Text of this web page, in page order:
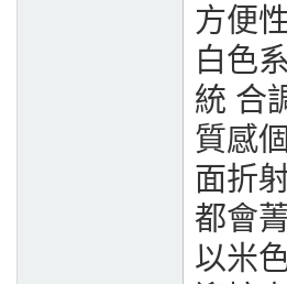
方便
白色
統 合
質感
面折
都會
以米